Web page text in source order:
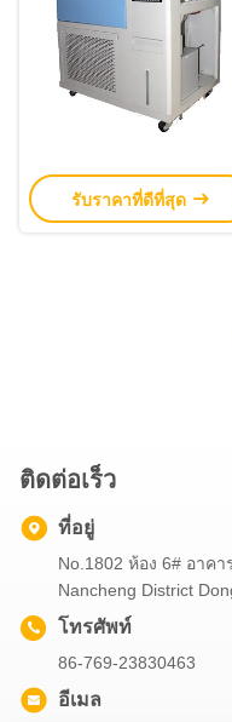
รับราคาที่ดีที่สุด
ติดต่อเร็ว
ที่อยู่
No.1802 ห้อง 6# อาค
Nancheng District
โทรศัพท์
86-769-23830463
อีเมล